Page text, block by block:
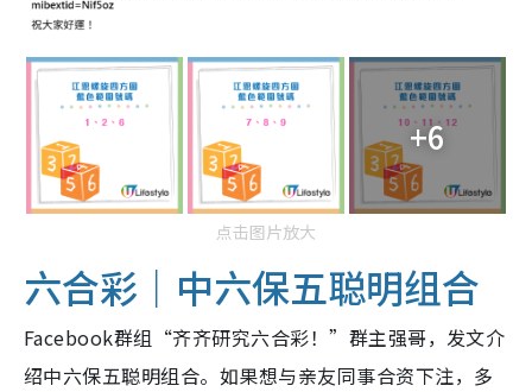
+6
点击图片放大
六合彩｜中六保五聪明组合
Facebook群组“齐齐研究六合彩！”群主强哥，发文介
绍中六保五聪明组合。如果想与亲友同事合资下注，多